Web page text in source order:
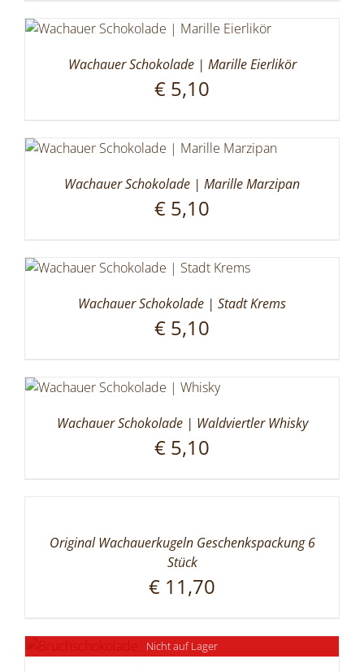
Wachauer Schokolade | Marille Eierlikör
€ 5,10
Wachauer Schokolade | Marille Marzipan
€ 5,10
Wachauer Schokolade | Stadt Krems
€ 5,10
Wachauer Schokolade | Waldviertler Whisky
€ 5,10
Original Wachauerkugeln Geschenkspackung 6
Stück
€ 11,70
Nicht auf Lager